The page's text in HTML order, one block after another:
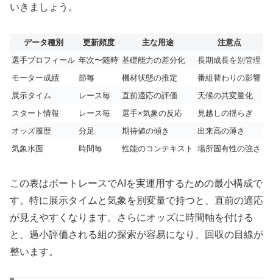
いきましょう。
データ種別 更新頻度 主な用途
注意点
選手プロフィール 年次〜随時 基礎能力の差分化
長期成長を別管理
モーター成績
節毎 機材状態の推定
番組替わりの影響
展示タイム
レース毎 直前適応の評価
天候の共変量化
スタート情報
レース毎 選手×気象の反応
見越しの揺らぎ
オッズ履歴
分足 期待値の傾き
出来高の薄さ
気象水面
時間毎 性能のコンテキスト 場所固有性の強さ
この表はボートレースでAIを実運用するための最小構成で
す。特に展示タイムと気象を別変量で持つと、直前の適応
が見えやすくなります。さらにオッズに時間軸を付ける
と、過小評価される組の探索が容易になり、回収の目線が
整います。